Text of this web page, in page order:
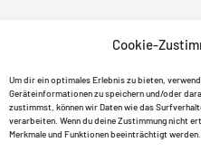
Cookie-
Um dir ein optimales Erlebnis zu bieten,
Geräteinformationen zu speichern und/oder
zustimmst, können wir Daten wie das
verarbeiten. Wenn du deine Zustimmung nicht
Merkmale und Funktionen beeinträchtigt werden.
Syngonium